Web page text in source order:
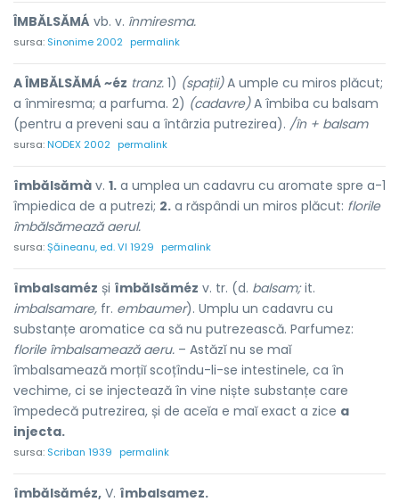
ÎMBĂLSĂMÁ vb. v. înmiresma.
sursa: Sinonime 2002 permalink
A ÎMBĂLSĂMÁ ~éz tranz. 1) (spații)A umple cu miros plăcut;
a înmiresma; a parfuma. 2) (cadavre)A îmbiba cu balsam
(pentru a preveni sau a întârzia putrezirea). /în + balsam
sursa:NODEX 2002 permalink
îmbălsămà v. 1. a umplea un cadavru cu aromate spre a-1
împiedica de a putrezi; 2. a răspândi un miros plăcut: florile
îmbălsămează aerul.
sursa:Șăineanu, ed. VI 1929 permalink
îmbalsaméz și îmbălsăméz v. tr. (d. balsam;it.
imbalsamare, fr. embaumer). Umplu un cadavru cu
substanțe aromatice ca să nu putrezească. Parfumez:
florile îmbalsamează aeru. – Astăzĭ nu se maĭ
îmbalsamează morțiĭ scoțîndu-li-se intestinele, ca în
vechime, ci se injectează în vine niște substanțe care
împedecă putrezirea, și de aceĭa e maĭ exact a zice a
injecta.
sursa: Scriban 1939 permalink
îmbălsăméz, V. îmbalsamez.